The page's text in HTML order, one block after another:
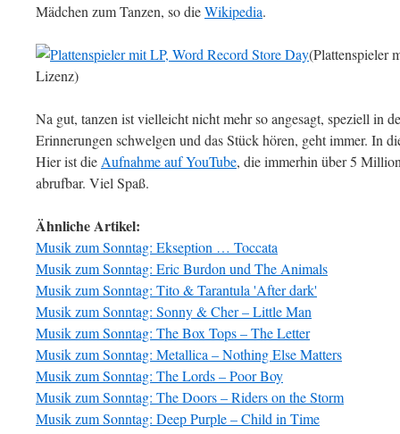
Mädchen zum Tanzen, so dieWikipedia.
(Plattenspieler
Lizenz)
Na gut, tanzen ist vielleicht nicht mehr so angesagt, speziell in
Erinnerungen schwelgen und das Stück hören, geht immer. In
Hier ist die Aufnahme auf YouTube, die immerhin über 5
abrufbar. Viel Spaß.
Ähnliche Artikel:
Musik zum Sonntag: Ekseption … Toccata
Musik zum Sonntag: Eric Burdon und The Animals
Musik zum Sonntag: Tito & Tarantula 'After dark'
Musik zum Sonntag: Sonny & Cher – Little Man
Musik zum Sonntag: The Box Tops – The Letter
Musik zum Sonntag: Metallica – Nothing Else Matters
Musik zum Sonntag: The Lords – Poor Boy
Musik zum Sonntag: The Doors – Riders on the Storm
Musik zum Sonntag: Deep Purple – Child in Time